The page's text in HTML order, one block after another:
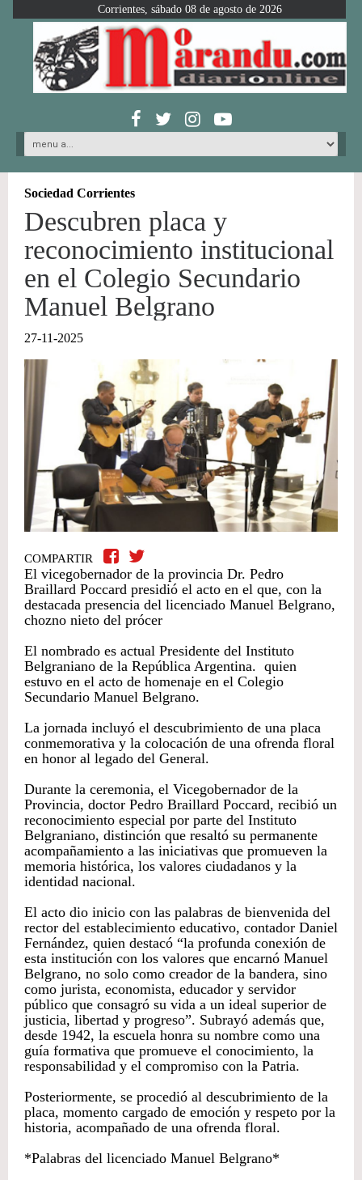
Corrientes, sábado 08 de agosto de 2026
Sociedad Corrientes
Descubren placa y
reconocimiento institucional
en el Colegio Secundario
Manuel Belgrano
27-11-2025
COMPARTIR
El vicegobernador de la provincia Dr. Pedro
Braillard Poccard presidió el acto en el que, con la
destacada presencia del licenciado Manuel Belgrano,
chozno nieto del prócer
El nombrado es actual Presidente del Instituto
Belgraniano de la República Argentina. quien
estuvo en el acto de homenaje en el Colegio
Secundario Manuel Belgrano.
La jornada incluyó el descubrimiento de una placa
conmemorativa y la colocación de una ofrenda floral
en honor al legado del General.
Durante la ceremonia, el Vicegobernador de la
Provincia, doctor Pedro Braillard Poccard, recibió un
reconocimiento especial por parte del Instituto
Belgraniano, distinción que resaltó su permanente
acompañamiento a las iniciativas que promueven la
memoria histórica, los valores ciudadanos y la
identidad nacional.
El acto dio inicio con las palabras de bienvenida del
rector del establecimiento educativo, contador Daniel
Fernández, quien destacó “la profunda conexión de
esta institución con los valores que encarnó Manuel
Belgrano, no solo como creador de la bandera, sino
como jurista, economista, educador y servidor
público que consagró su vida a un ideal superior de
justicia, libertad y progreso”. Subrayó además que,
desde 1942, la escuela honra su nombre como una
guía formativa que promueve el conocimiento, la
responsabilidad y el compromiso con la Patria.
Posteriormente, se procedió al descubrimiento de la
placa, momento cargado de emoción y respeto por la
historia, acompañado de una ofrenda floral.
*Palabras del licenciado Manuel Belgrano*